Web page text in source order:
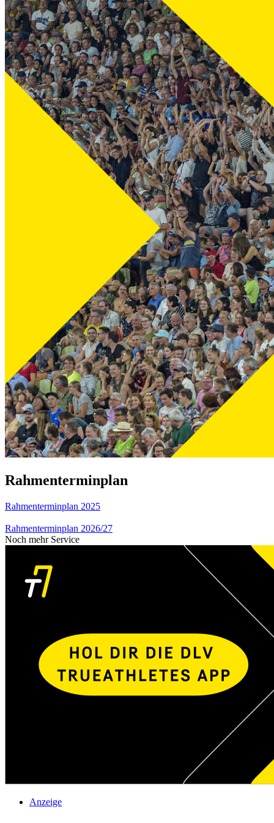
Rahmenterminplan
Rahmenterminplan 2025
Rahmenterminplan 2026/27
Noch mehr Service
Anzeige